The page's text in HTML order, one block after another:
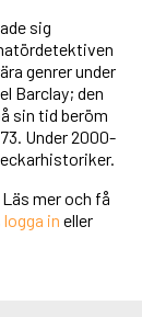
sig
genrer under
Barclay; den
sin tid beröm
Under 2000-
mer och få
logga in eller